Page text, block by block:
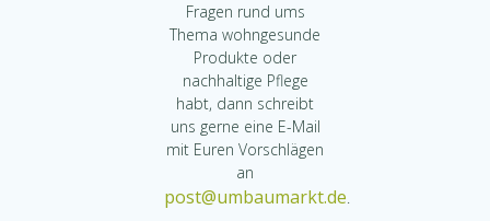
Fragen rund ums
Thema wohngesunde
Produkte oder
nachhaltige Pflege
habt, dann schreibt
uns gerne eine E-Mail
mit Euren Vorschlägen
an
post@umbaumarkt.de.